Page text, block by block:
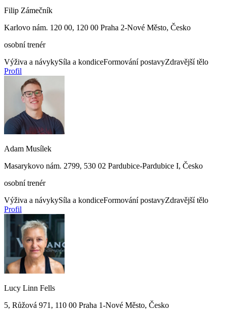
Filip Zámečník
Karlovo nám. 120 00, 120 00 Praha 2-Nové Město, Česko
osobní trenér
Výživa a návykySíla a kondiceFormování postavyZdravější tělo
Profil
Adam Musílek
Masarykovo nám. 2799, 530 02 Pardubice-Pardubice I, Česko
osobní trenér
Výživa a návykySíla a kondiceFormování postavyZdravější tělo
Profil
Lucy Linn Fells
5, Růžová 971, 110 00 Praha 1-Nové Město, Česko